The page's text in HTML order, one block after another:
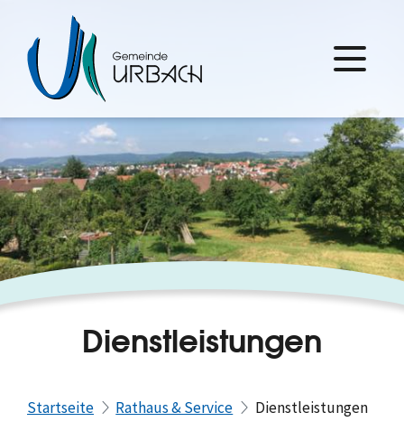
Dienstleistungen
Startseite Rathaus & Service Dienstleistungen